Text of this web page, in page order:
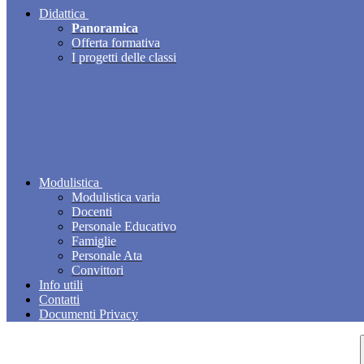
Didattica
Panoramica
Offerta formativa
I progetti delle classi
Modulistica
Modulistica varia
Docenti
Personale Educativo
Famiglie
Personale Ata
Convittori
Info utili
Contatti
Documenti Privacy